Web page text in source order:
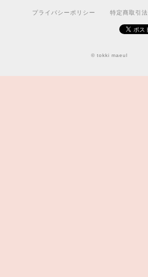
プライバシーポリシー 特定商取引
© tokki maeul